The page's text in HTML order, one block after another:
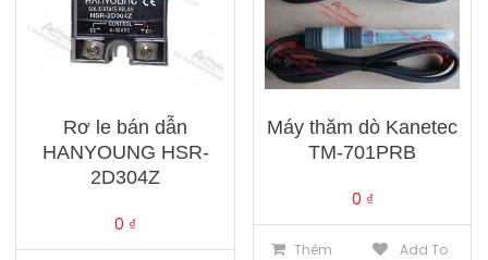
Rơ le bán dẫn
HANYOUNG HSR-
2D304Z
0 ₫
Máy thăm dò Kanetec
TM-701PRB
0 ₫
Thêm
Add To